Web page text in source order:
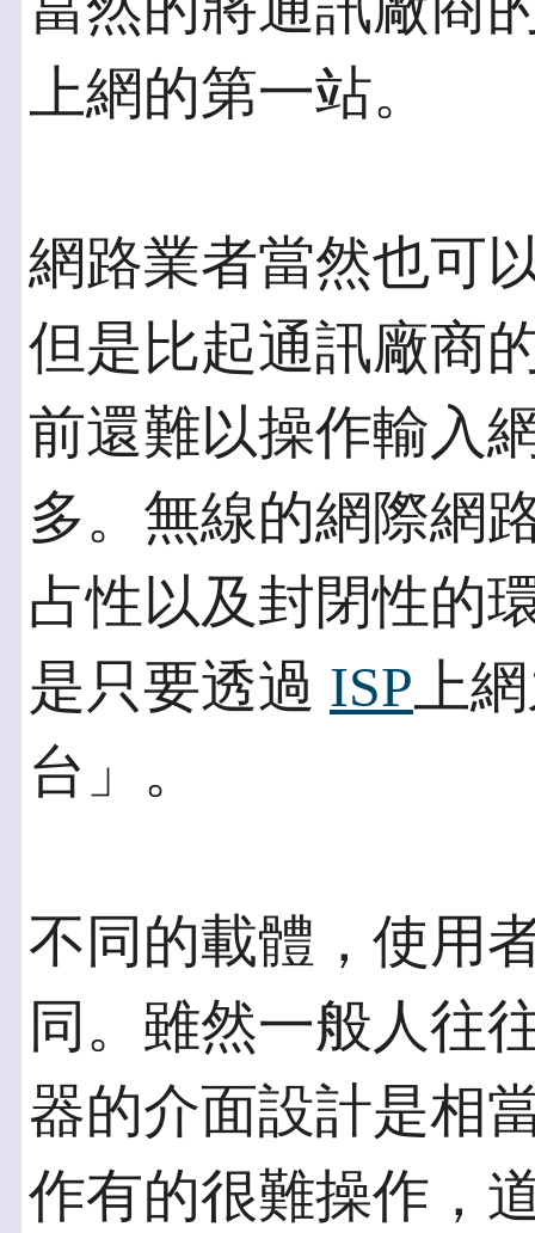
上網的第一站。
網路業者當然也可
但是比起通訊廠商
前還難以操作輸入
多。無線的網際網
占性以及封閉性的
是只要透過 ISP 上
台」。
不同的載體，使用
同。雖然一般人往
器的介面設計是相
作有的很難操作，